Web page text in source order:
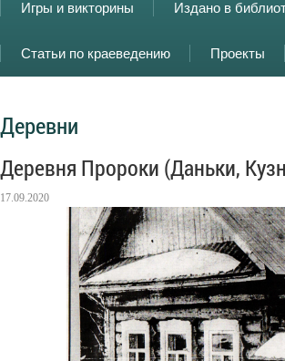
Игры и викторины Издано в
Статьи по краеведению Проекты
Деревни
Деревня Пророки (Даньки,
17.09.2020